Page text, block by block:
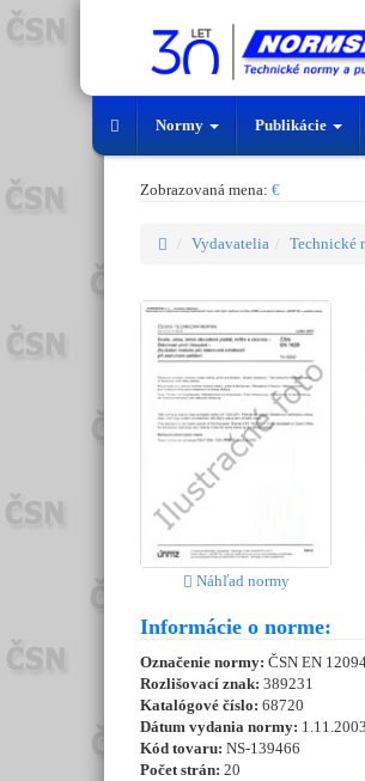
Normy Publikácie
Zobrazovaná mena: €
Vydavatelia Technické
Náhľad normy
Informácie o norme:
Označenie normy: ČSN EN
Rozlišovací znak: 389231
Katalógové číslo: 68720
Dátum vydania normy: 1.11.2003
Kód tovaru: NS-139466
Počet strán: 20